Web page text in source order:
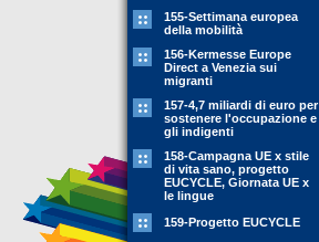
155-Settimana europea
della mobilità
156-Kermesse Europe
Direct a Venezia sui
migranti
157-4,7 miliardi di euro per
sostenere l'occupazione e
gli indigenti
158-Campagna UE x stile
di vita sano, progetto
EUCYCLE, Giornata UE x
le lingue
159-Progetto EUCYCLE